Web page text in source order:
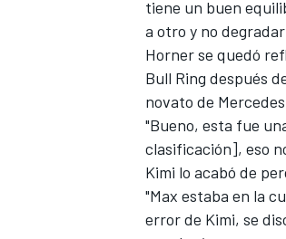
tiene un buen
a otro y no
Horner se quedó
Bull Ring después
novato de Mercedes
"Bueno, esta fue
clasificación], eso
Kimi lo acabó de
"Max estaba en la
error de Kimi, se